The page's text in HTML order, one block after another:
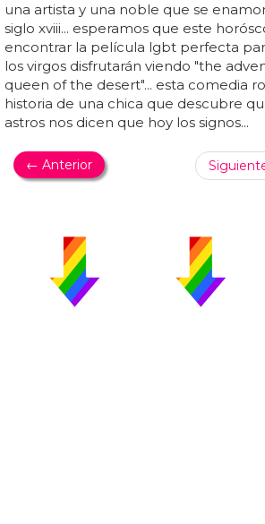
una artista y una noble que se
siglo xviii... esperamos que este
encontrar la película lgbt perfecta
los virgos disfrutarán viendo "the
queen of the desert"... esta comedia
historia de una chica que descubre
astros nos dicen que hoy los signos...
← Anterior